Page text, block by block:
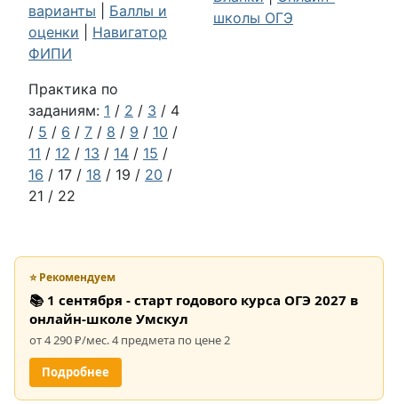
варианты
Баллы и
оценки
Навигатор
ФИПИ
Практика по
заданиям: 1 / 2 / 3 / 4
/ 5 / 6 / 7 / 8 / 9 / 10 /
11 / 12 / 13 / 14 / 15 /
16 / 17 / 18 / 19 / 20 /
21 / 22
школы ОГЭ
⭐ Рекомендуем
📚 1 сентября - старт годового курса ОГЭ 2027 в
онлайн-школе Умскул
от 4 290 ₽/мес. 4 предмета по цене 2
Подробнее